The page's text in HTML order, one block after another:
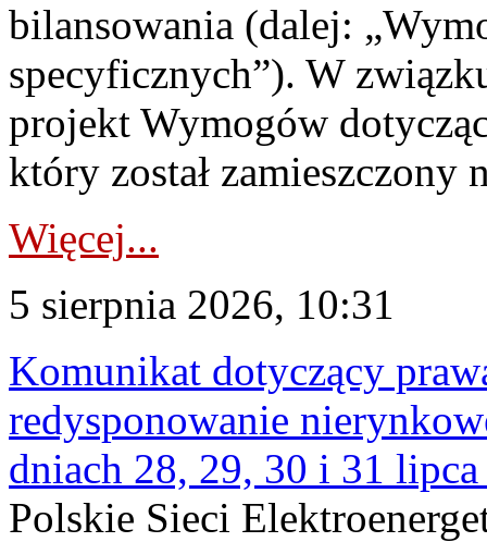
bilansowania (dalej:
specyficznych”). W
projekt Wymogów
który został zamieszczony
Więcej...
5 sierpnia 2026, 10:31
Komunikat dotyczący
redysponowanie
dniach 28, 29, 30 i 31
Polskie Sieci